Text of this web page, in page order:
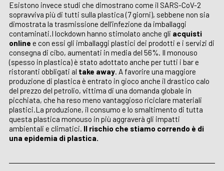
Esistono invece studi che dimostrano come il SARS-CoV-2
sopravviva più di tutti sulla plastica (7 giorni), sebbene non sia
dimostrata la trasmissione dell’infezione da imballaggi
contaminati.I lockdown hanno stimolato anche gli acquisti
online e con essi gli imballaggi plastici dei prodotti e i servizi di
consegna di cibo, aumentati in media del 56%. Il monouso
(spesso in plastica) è stato adottato anche per tutti i bar e
ristoranti obbligati al take away. A favorire una maggiore
produzione di plastica è entrato in gioco anche il drastico calo
del prezzo del petrolio, vittima di una domanda globale in
picchiata, che ha reso meno vantaggioso riciclare materiali
plastici.La produzione, il consumo e lo smaltimento di tutta
questa plastica monouso in più aggraverà gli impatti
ambientali e climatici. Il rischio che stiamo correndo è di
una epidemia di plastica.